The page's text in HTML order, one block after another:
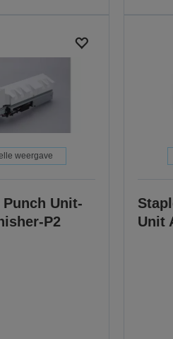
weergave
Punch Unit-
P2
Unit